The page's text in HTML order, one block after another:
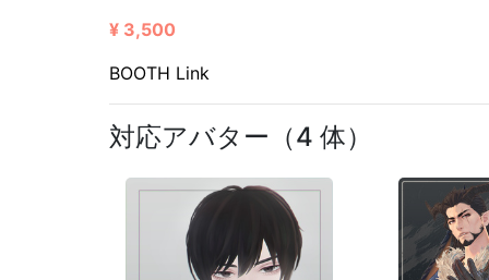
¥ 3,500
BOOTH Link
対応アバター（4 体）